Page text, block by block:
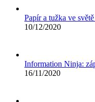
Papír a tužka ve
10/12/2020
Information Ninja:
16/11/2020